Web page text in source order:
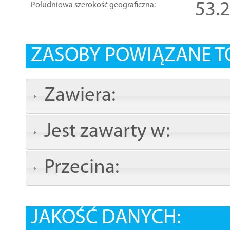
Południowa szerokość geograficzna:
ZASOBY POWIĄZANE
Zawiera:
Jest zawarty w:
Przecina:
JAKOŚĆ DANYCH: